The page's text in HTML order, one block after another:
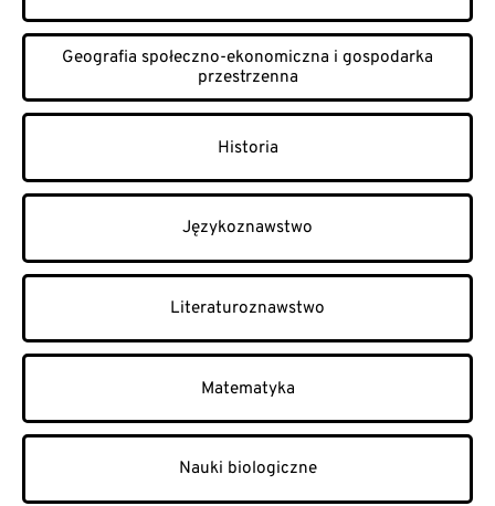
Geografia społeczno-ekonomiczna i gospodarka
przestrzenna
Historia
Językoznawstwo
Literaturoznawstwo
Matematyka
Nauki biologiczne